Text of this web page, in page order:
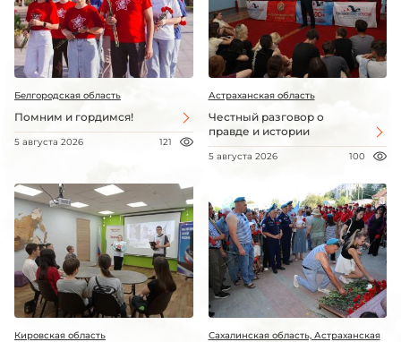
Белгородская область
Помним и гордимся!
5 августа 2026 121
Астраханская область
Честный разговор о
правде и истории
5 августа 2026 100
Кировская область
Сахалинская область, Астраханская